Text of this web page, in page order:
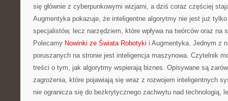
się głównie z cyberpunkowymi wizjami, a dziś coraz częściej
Augmentyka pokazuje, że inteligentne algorytmy nie jest już
specjalistów, lecz narzędziem, które wpływa na twórców oraz na
Polecamy Nowinki ze Świata Robotyki i Augmentyka. Jednym z
poruszanych na stronie jest inteligencja maszynowa. Czytelnik
treści o tym, jak algorytmy wspierają biznes. Opisywane są
zagrożenia, które pojawiają się wraz z rozwojem inteligentnych
nie ogranicza się do bezkrytycznego zachwytu nad technologią,